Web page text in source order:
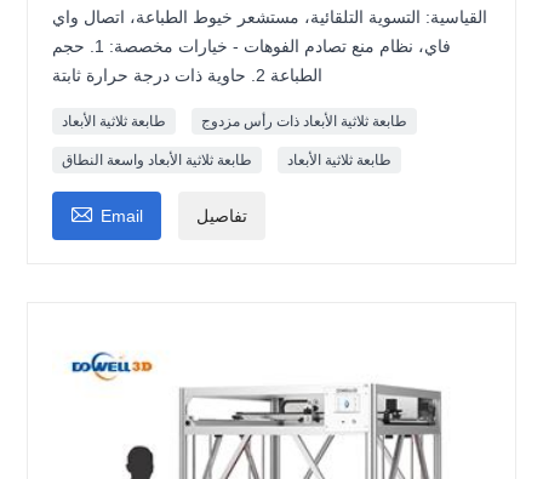
القياسية: التسوية التلقائية، مستشعر خيوط الطباعة، اتصال واي
فاي، نظام منع تصادم الفوهات - خيارات مخصصة: 1. حجم
الطباعة 2. حاوية ذات درجة حرارة ثابتة
طابعة ثلاثية الأبعاد طابعة ثلاثية الأبعاد ذات رأس مزدوج
طابعة ثلاثية الأبعاد واسعة النطاق طابعة ثلاثية الأبعاد
 Email تفاصيل